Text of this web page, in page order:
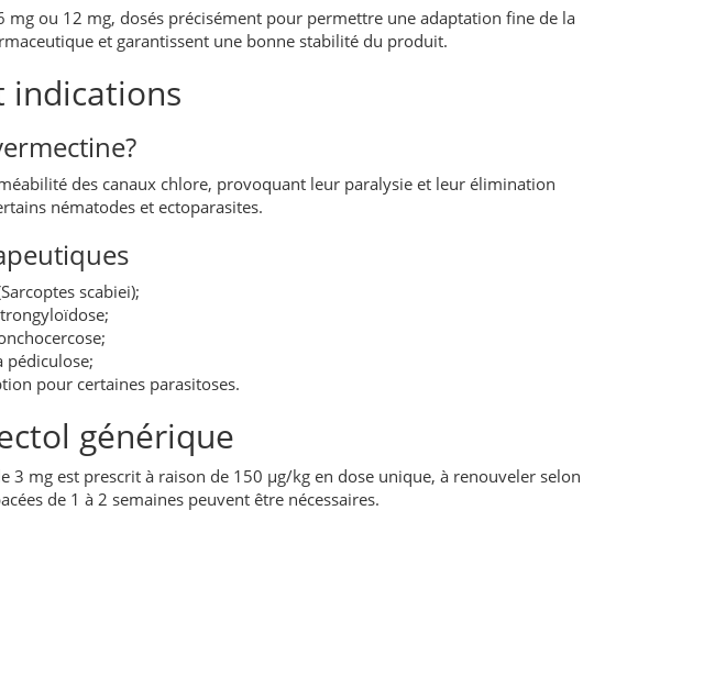
ou 12 mg, dosés précisément pour permettre une adaptation fine de la
et garantissent une bonne stabilité du produit.
indications
des canaux chlore, provoquant leur paralysie et leur élimination
nématodes et ectoparasites.
scabiei);
pédiculose;
pour certaines parasitoses.
générique
mg est prescrit à raison de 150 µg/kg en dose unique, à renouveler selon
de 1 à 2 semaines peuvent être nécessaires.